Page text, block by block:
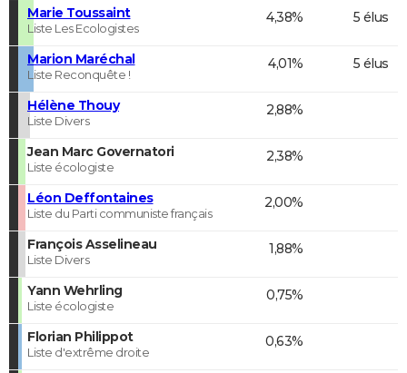
Marie Toussaint
Liste Les Ecologistes
4,38% 5 élus
Marion Maréchal
Liste Reconquête !
4,01% 5 élus
Hélène Thouy
Liste Divers
2,88%
Jean Marc Governatori
Liste écologiste
2,38%
Léon Deffontaines
Liste du Parti communiste français
2,00%
François Asselineau
Liste Divers
1,88%
Yann Wehrling
Liste écologiste
0,75%
Florian Philippot
Liste d'extrême droite
0,63%